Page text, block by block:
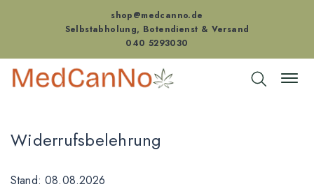
shop@medcanno.de
Selbstabholung, Botendienst & Versand
040 5293030
Widerrufsbelehrung
Stand: 08.08.2026